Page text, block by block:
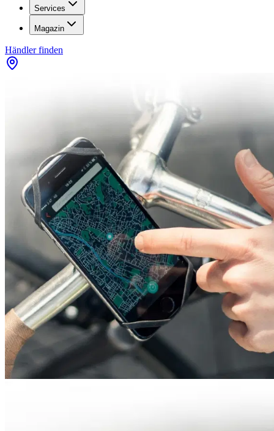
Services
Magazin
Händler finden